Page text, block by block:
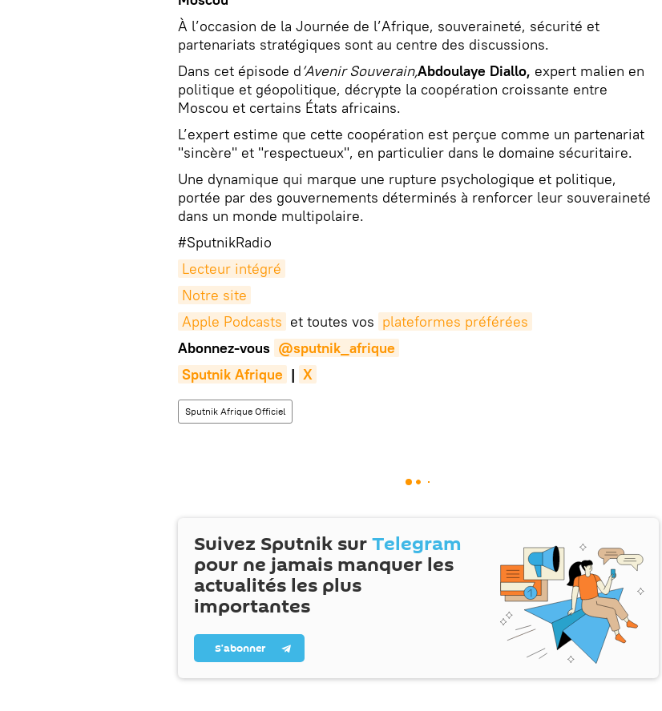
À l’occasion de la Journée de l’Afrique, souveraineté, sécurité et
partenariats stratégiques sont au centre des discussions.
Dans cet épisode d’Avenir Souverain,Abdoulaye Diallo, expert malien en
politique et géopolitique, décrypte la coopération croissante entre
Moscou et certains États africains.
L’expert estime que cette coopération est perçue comme un partenariat
"sincère" et "respectueux", en particulier dans le domaine sécuritaire.
Une dynamique qui marque une rupture psychologique et politique,
portée par des gouvernements déterminés à renforcer leur souveraineté
dans un monde multipolaire.
#SputnikRadio
Lecteur intégré
Notre site
Apple Podcasts et toutes vos plateformes préférées
Abonnez-vous @sputnik_afrique
Sputnik Afrique | X
Sputnik Afrique Officiel
Suivez Sputnik surTelegram
pour ne jamais manquer les
actualités les plus
importantes
S’abonner